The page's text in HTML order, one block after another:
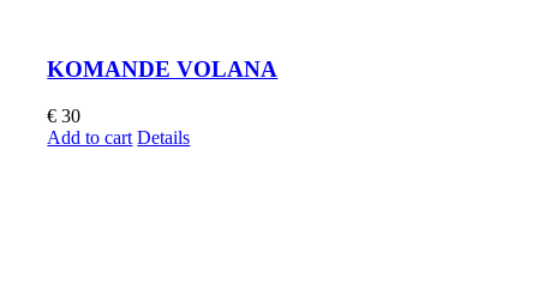
KOMANDE VOLANA
€ 30
Add to cart Details